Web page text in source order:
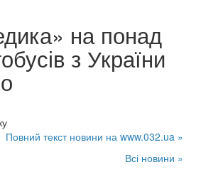
на понад
з України
Повний текст новини на www.032.ua »
Всі новини »